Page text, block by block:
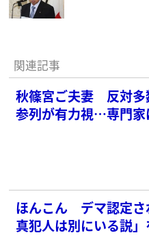
関連記事
秋篠宮ご夫妻 反対多
参列が有力視…専門家
ほんこん デマ認定さ
真犯人は別にいる説